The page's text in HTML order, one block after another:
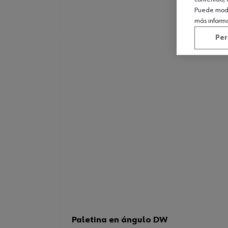
Paletina en ángulo DW
Puede
más